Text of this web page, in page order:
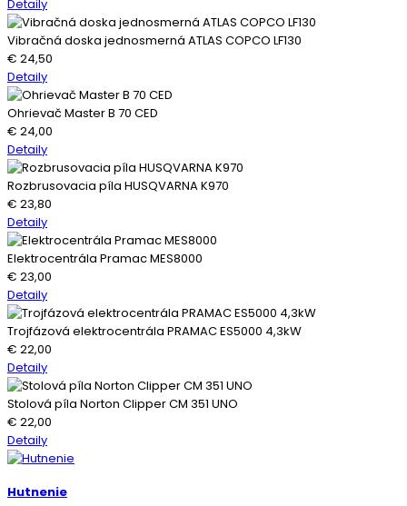
Detaily
Vibračná doska jednosmerná ATLAS COPCO LF130
€ 24,50
Detaily
Ohrievač Master B 70 CED
€ 24,00
Detaily
Rozbrusovacia píla HUSQVARNA K970
€ 23,80
Detaily
Elektrocentrála Pramac MES8000
€ 23,00
Detaily
Trojfázová elektrocentrála PRAMAC ES5000 4,3kW
€ 22,00
Detaily
Stolová píla Norton Clipper CM 351 UNO
€ 22,00
Detaily
Hutnenie